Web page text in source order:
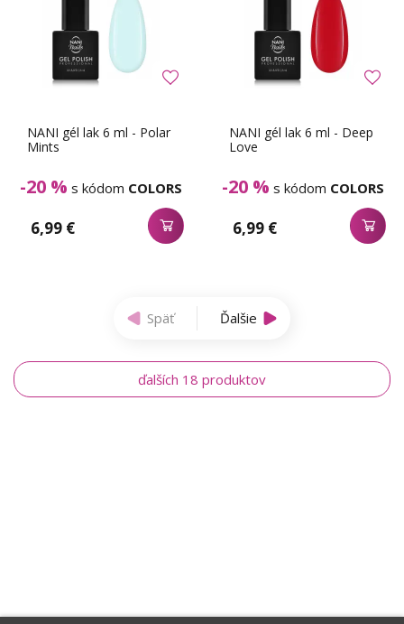
NANI gél lak 6 ml - Polar
Mints
-20 % s kódom COLORS
6,99 €
NANI gél lak 6 ml - Deep
Love
-20 % s kódom COLORS
6,99 €
Späť Ďalšie
ďalších 18 produktov